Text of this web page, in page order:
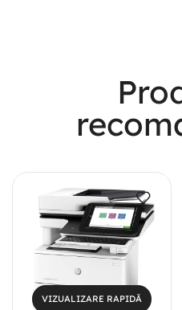
VIZUALIZARE RAPIDĂ